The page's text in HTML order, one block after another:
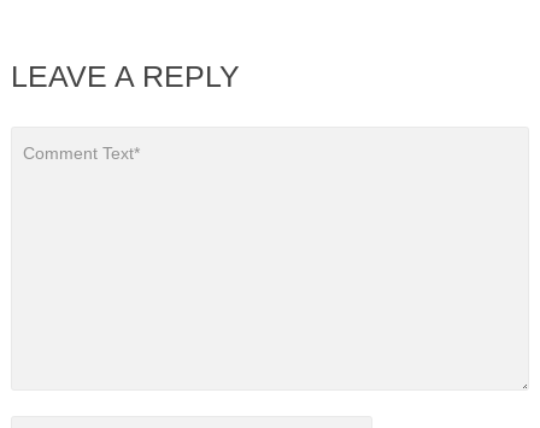
LEAVE A REPLY